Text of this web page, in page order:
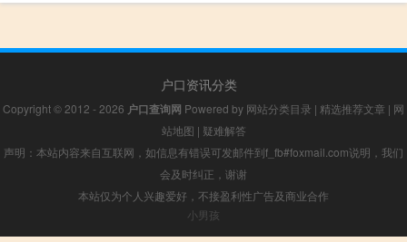
户口资讯分类
Copyright © 2012 - 2026 户口查询网 Powered by 网站分类目录 | 精选推荐文章 | 网
站地图 | 疑难解答
声明：本站内容来自互联网，如信息有错误可发邮件到f_fb#foxmail.com说明，我们
会及时纠正，谢谢
本站仅为个人兴趣爱好，不接盈利性广告及商业合作
小男孩